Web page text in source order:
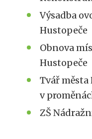
Výsadba
Hustopeče
Obnova
Hustopeče
Tvář města
v
ZŠ